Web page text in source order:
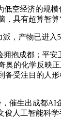
经济的规
具有超算智算
，产物已进入
成都；平
的化学反映
受注目的人
生出成都AI
人工智能科